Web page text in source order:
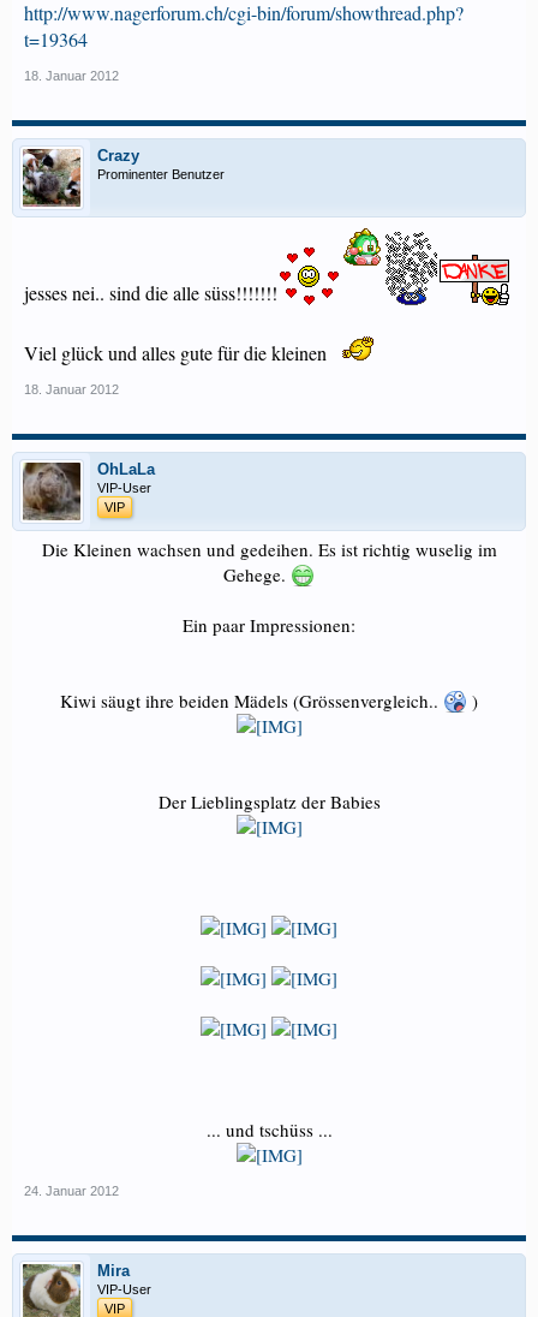
http://www.nagerforum.ch/cgi-bin/forum/showthread.php?
t=19364
18. Januar 2012
Crazy
Prominenter Benutzer
jesses nei.. sind die alle süss!!!!!!!
Viel glück und alles gute für die kleinen
18. Januar 2012
OhLaLa
VIP-User
VIP
Die Kleinen wachsen und gedeihen. Es ist richtig wuselig im
Gehege.
Ein paar Impressionen:
Kiwi säugt ihre beiden Mädels (Grössenvergleich.. )
Der Lieblingsplatz der Babies
... und tschüss ...
24. Januar 2012
Mira
VIP-User
VIP